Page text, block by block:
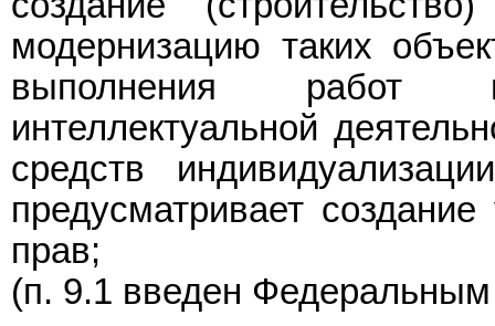
модернизацию таких
выполнения работ
интеллектуальной
средств
предусматривает
прав;
(п. 9.1 введен